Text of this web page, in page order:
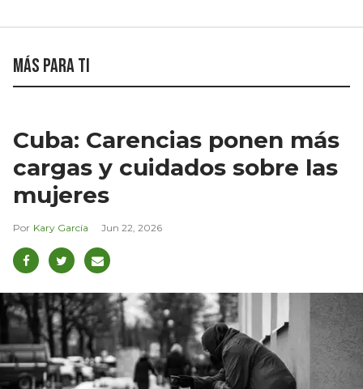
Más para ti
Cuba: Carencias ponen más
cargas y cuidados sobre las
mujeres
Kary García Jun 22, 2026